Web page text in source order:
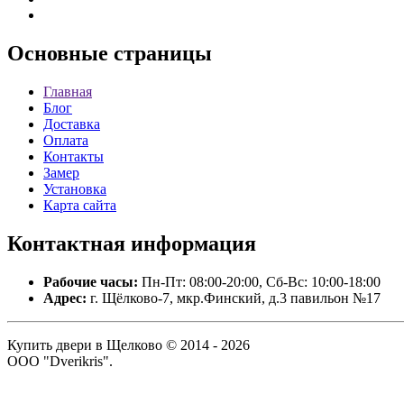
Основные страницы
Главная
Блог
Доставка
Оплата
Контакты
Замер
Установка
Карта сайта
Контактная информация
Рабочие часы: Пн-Пт: 08:00-20:00, Сб-Вс: 10:00-18:00
Адрес: г. Щёлково-7, мкр.Финский, д.3 павильон №17
Купить двери в Щелково © 2014 - 2026
ООО "Dverikris".